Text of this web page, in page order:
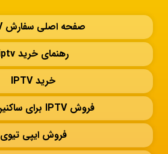
صفحه اصلی سفارش IPTV
رهنمای خرید iptv
خرید IPTV
فروش IPTV برای ساکنین خارج
فروش ایپی تیوی